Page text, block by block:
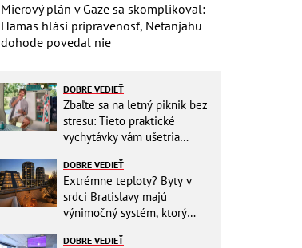
Mierový plán v Gaze sa skomplikoval:
Hamas hlási pripravenosť, Netanjahu
dohode povedal nie
DOBRE VEDIEŤ
Zbaľte sa na letný piknik bez
stresu: Tieto praktické
vychytávky vám ušetria
DOBRE VEDIEŤ
Extrémne teploty? Byty v
srdci Bratislavy majú
výnimočný systém, ktorý
DOBRE VEDIEŤ